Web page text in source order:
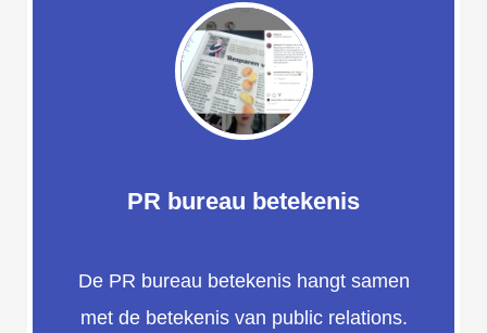
PR bureau betekenis
De PR bureau betekenis hangt samen
met de betekenis van public relations.